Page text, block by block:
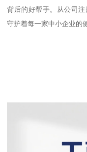
背后的好帮手。从公司
守护着每一家中小企业的